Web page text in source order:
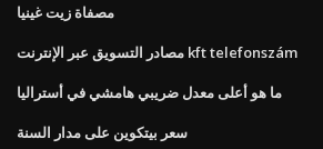
مصفاة زيت غينيا
مصادر التسويق عبر الإنترنت kft telefonszám
ما هو أعلى معدل ضريبي هامشي في أستراليا
سعر بيتكوين على مدار السنة